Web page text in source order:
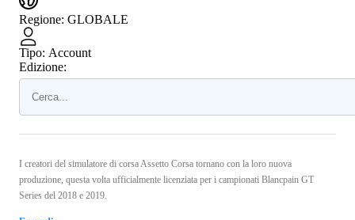
Regione: GLOBALE
Tipo: Account
Edizione:
I creatori del simulatore di corsa Assetto Corsa tornano con la loro nuova
produzione, questa volta ufficialmente licenziata per i campionati Blancpain GT
Series del 2018 e 2019.